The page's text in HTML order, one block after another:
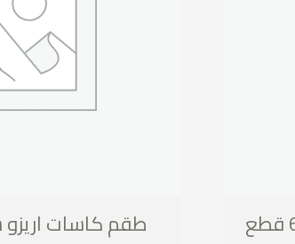
طقم كاسات اريزو شهر